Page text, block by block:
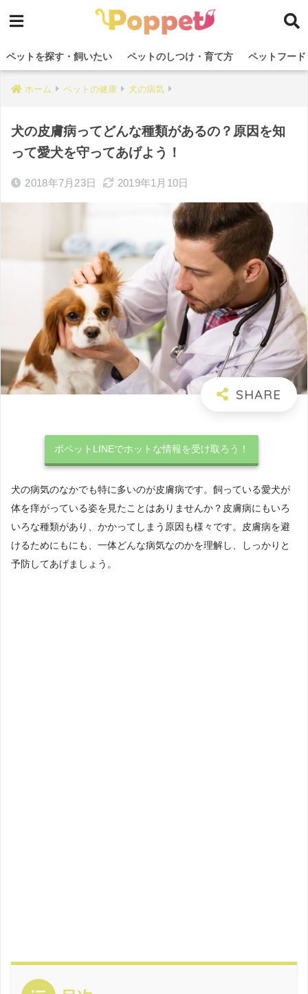
ペットを探す・飼いたい ペットのしつけ・育て方 ペットフー
ホーム ペットの健康 犬の病気
犬の皮膚病ってどんな種類があるの？原因を知
って愛犬を守ってあげよう！
2018年7月23日 2019年1月10日
ポペットLINEでホットな情報を受け取ろう！
犬の病気のなかでも特に多いのが皮膚病です。飼っている愛犬が
体を痒がっている姿を見たことはありませんか？皮膚病にもいろ
いろな種類があり、かかってしまう原因も様々です。皮膚病を避
けるためにもにも、一体どんな病気なのかを理解し、しっかりと
予防してあげましょう。